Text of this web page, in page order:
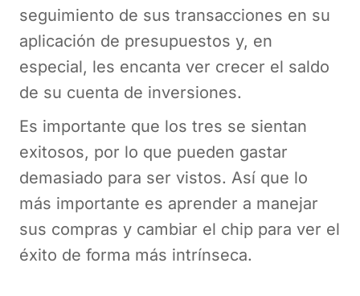
seguimiento de sus transacciones en su
aplicación de presupuestos y, en
especial, les encanta ver crecer el saldo
de su cuenta de inversiones.
Es importante que los tres se sientan
exitosos, por lo que pueden gastar
demasiado para ser vistos. Así que lo
más importante es aprender a manejar
sus compras y cambiar el chip para ver el
éxito de forma más intrínseca.